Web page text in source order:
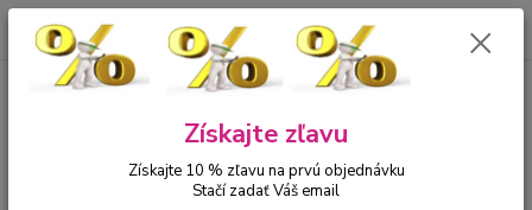
00421 905 612848 za0 €
Získajte zľavu
Získajte 10 % zľavu na prvú objednávku
Stačí zadať Váš email